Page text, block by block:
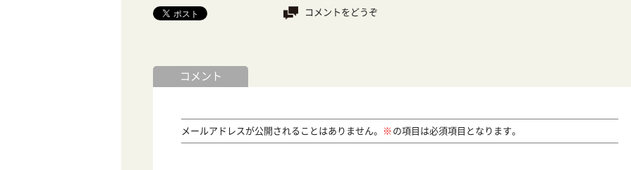
コメントをどうぞ
コメント
メールアドレスが公開されることはありません。 の項目は必須項目となります。